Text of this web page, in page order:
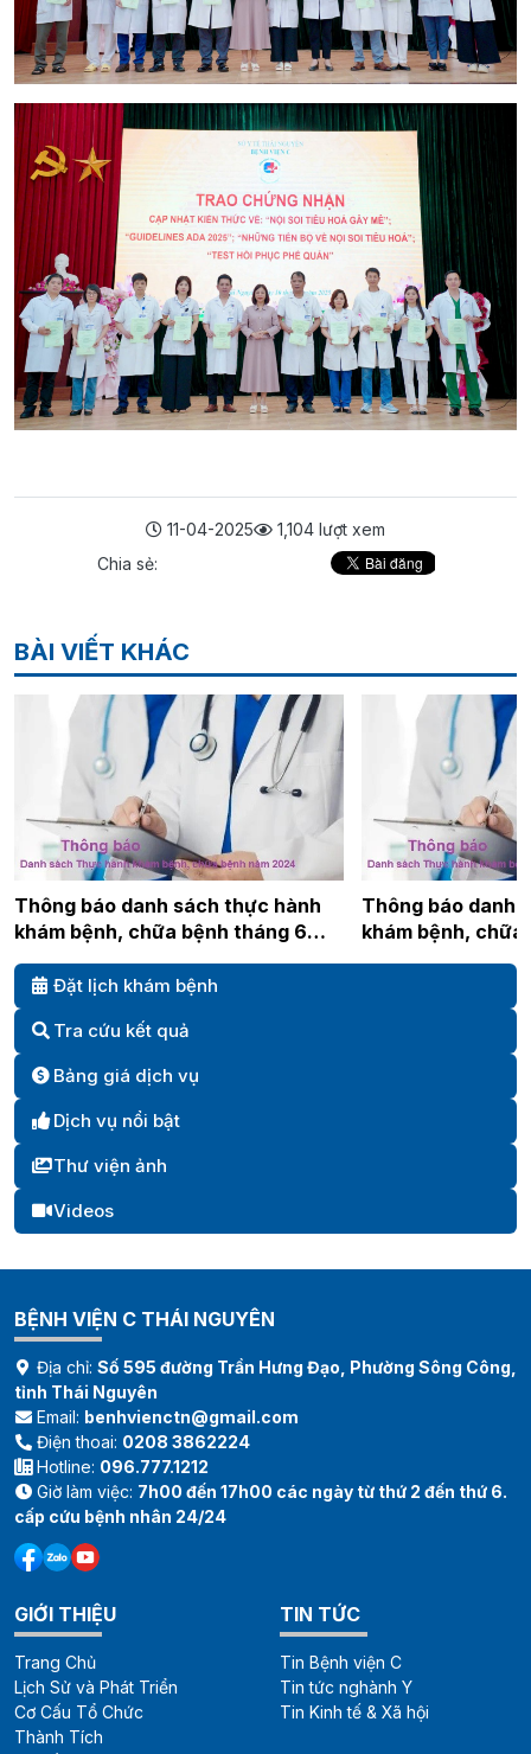
11-04-2025
1,104 lượt xem
Chia sẻ:
BÀI VIẾT KHÁC
Thông báo danh sách thực hành
khám bệnh, chữa bệnh tháng 6
Thông báo danh
khám bệnh, chữa
Đặt lịch khám bệnh
Tra cứu kết quả
Bảng giá dịch vụ
Dịch vụ nổi bật
Thư viện ảnh
Videos
BỆNH VIỆN C THÁI NGUYÊN
Địa chỉ: Số 595 đường Trần Hưng Đạo, Phường Sông Công,
tỉnh Thái Nguyên
Email: benhvienctn@gmail.com
Điện thoai: 0208 3862224
Hotline: 096.777.1212
Giờ làm việc: 7h00 đến 17h00 các ngày từ thứ 2 đến thứ 6.
cấp cứu bệnh nhân 24/24
GIỚI THIỆU
Trang Chủ
Lịch Sử và Phát Triển
Cơ Cấu Tổ Chức
Thành Tích
TIN TỨC
Tin Bệnh viện C
Tin tức nghành Y
Tin Kinh tế & Xã hội